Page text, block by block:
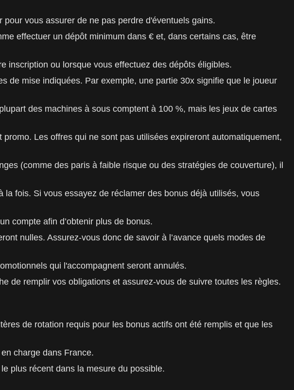
vous assurer de ne pas perdre d'éventuels gains.
effectuer un dépôt minimum dans € et, dans certains cas, être
inscription ou lorsque vous effectuez des dépôts éligibles.
de mise indiquées. Par exemple, une partie 30x signifie que le joueur
des machines à sous comptent à 100 %, mais les jeux de cartes
Les offres qui ne sont pas utilisées expireront automatiquement,
(comme des paris à faible risque ou des stratégies de couverture), il
fois. Si vous essayez de réclamer des bonus déjà utilisés, vous
compte afin d’obtenir plus de bonus.
nulles. Assurez-vous donc de savoir à l’avance quels modes de
qui l'accompagnent seront annulés.
de remplir vos obligations et assurez-vous de suivre toutes les règles.
de rotation requis pour les bonus actifs ont été remplis et que les
charge dans France.
plus récent dans la mesure du possible.